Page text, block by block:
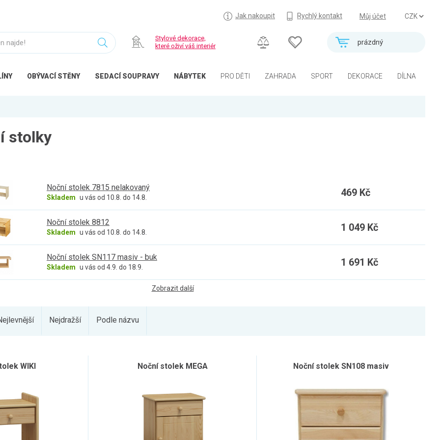
Můj účet
Jak nakoupit Rychlý kontakt
prázdný
Stylové dekorace,
které oživí váš interiér
OBÝVACÍ STĚNY SEDACÍ SOUPRAVY NÁBYTEK PRO DĚTI ZAHRADA SPORT DEKORACE DÍLNA
stolky
Noční stolek 7815 nelakovaný
Skladem u vás od 10.8. do 14.8. 469 Kč
Noční stolek 8812
Skladem u vás od 10.8. do 14.8. 1 049 Kč
Noční stolek SN117 masiv - buk
Skladem u vás od 4.9. do 18.9. 1 691 Kč
Zobrazit další
Nejdražší Podle názvu
WIKI Noční stolek MEGA Noční stolek SN108 masiv